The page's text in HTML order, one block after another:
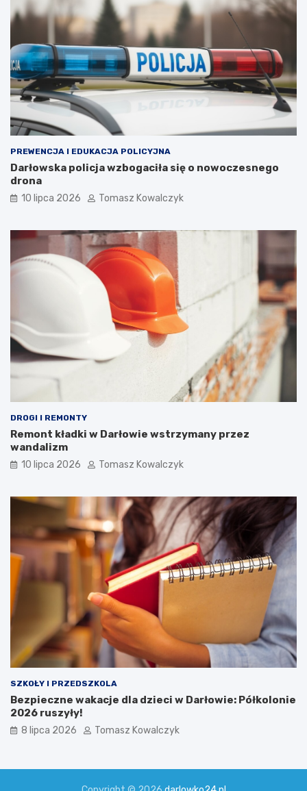
PREWENCJA I EDUKACJA POLICYJNA
Darłowska policja wzbogaciła się o nowoczesnego
drona
10 lipca 2026 Tomasz Kowalczyk
DROGI I REMONTY
Remont kładki w Darłowie wstrzymany przez
wandalizm
10 lipca 2026 Tomasz Kowalczyk
SZKOŁY I PRZEDSZKOLA
Bezpieczne wakacje dla dzieci w Darłowie: Półkolonie
2026 ruszyły!
8 lipca 2026 Tomasz Kowalczyk